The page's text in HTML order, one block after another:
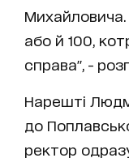
Михайловича.
або й 100,
справа", -
Нарешті
до
ректор